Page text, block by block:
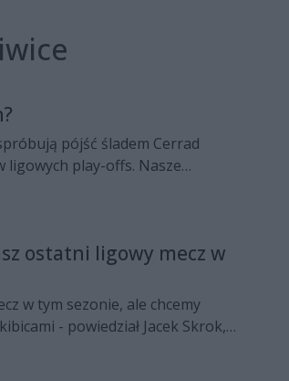
pójść śladem Cerrad
ligowych play-offs. Nasze
ostatni ligowy mecz w
w tym sezonie, ale chcemy
- powiedział Jacek Skrok,
Gliwice. Zapraszamy do